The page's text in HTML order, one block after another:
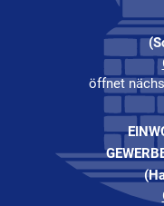
Klicken, um
öffnet
Klicken, um